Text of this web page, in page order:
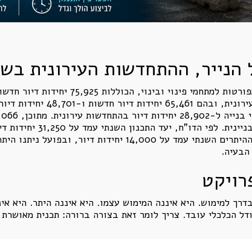
ההתחדשות העירונית
החלה הרשות טיפול ב-86
למימוש. היא איננה המימוש עצמו. היא איננה היתר. היא
הכלכלי עובד. צריך לומר זאת בצורה ברורה: תכנית